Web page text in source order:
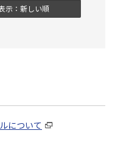
示：新しい順
について